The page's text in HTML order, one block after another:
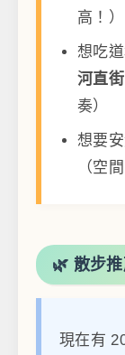
高！）
想吃
河直街
奏）
想要
（空
🌿 散步
現在有